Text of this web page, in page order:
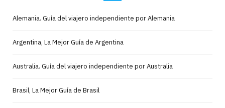
Alemania. Guía del viajero independiente por Alemania
Argentina, La Mejor Guía de Argentina
Australia. Guía del viajero independiente por Australia
Brasil, La Mejor Guía de Brasil